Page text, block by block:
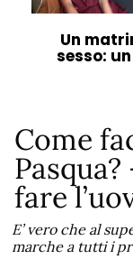
Un
sesso:
Come
fare
E’ vero che al
marche a tutti i